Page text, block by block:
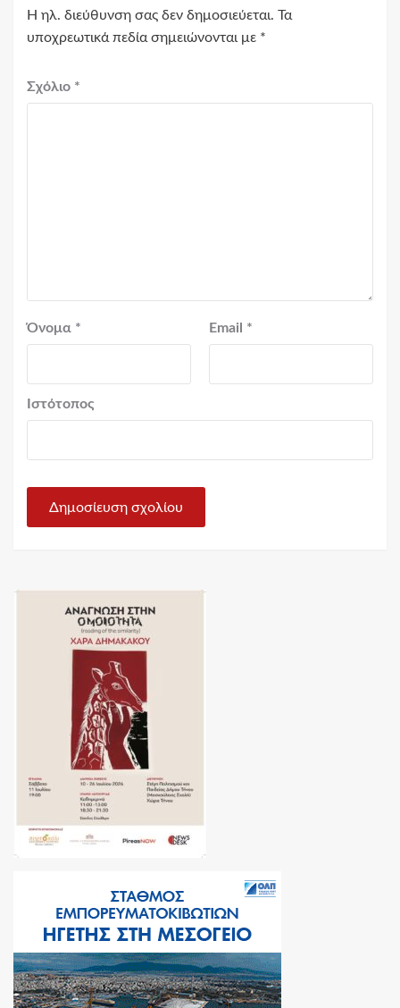
Η ηλ. διεύθυνση σας δεν δημοσιεύεται. Τα
υποχρεωτικά πεδία σημειώνονται με *
Σχόλιο *
Όνομα * Email *
Ιστότοπος